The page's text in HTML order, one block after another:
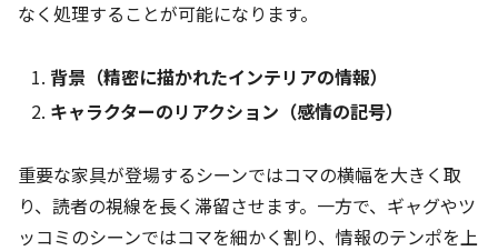
なく処理することが可能になります。
背景（精密に描かれたインテリアの情報）
キャラクターのリアクション（感情の記号）
重要な家具が登場するシーンではコマの横幅を大きく取
り、読者の視線を長く滞留させます。一方で、ギャグやツ
ッコミのシーンではコマを細かく割り、情報のテンポを上